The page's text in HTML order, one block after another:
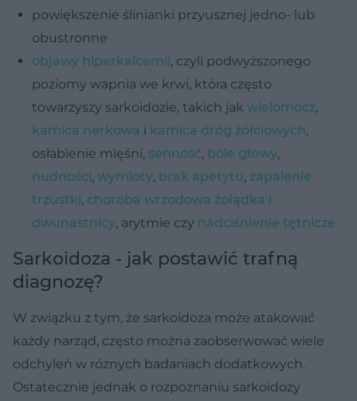
powiększenie ślinianki przyusznej jedno- lub
obustronne
objawy hiperkalcemii, czyli podwyższonego
poziomy wapnia we krwi, która często
towarzyszy sarkoidozie, takich jak wielomocz,
kamica nerkowa i kamica dróg żółciowych,
osłabienie mięśni, senność, bóle głowy,
nudności, wymioty, brak apetytu, zapalenie
trzustki, choroba wrzodowa żołądka i
dwunastnicy, arytmie czy nadciśnienie tętnicze
Sarkoidoza - jak postawić trafną
diagnozę?
W związku z tym, że sarkoidoza może atakować
każdy narząd, często można zaobserwować wiele
odchyleń w różnych badaniach dodatkowych.
Ostatecznie jednak o rozpoznaniu sarkoidozy